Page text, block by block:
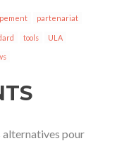
partenariat
tools ULA
pour